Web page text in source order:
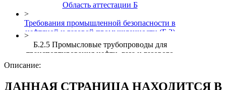
Область аттестации Б
>
Требования промышленной безопасности в
нефтяной и газовой промышленности (Б.2)
>
Б.2.5 Промысловые трубопроводы для
транспортирования нефти, газа и газового
Описание:
ДАННАЯ СТРАНИЦА НАХОДИТСЯ В